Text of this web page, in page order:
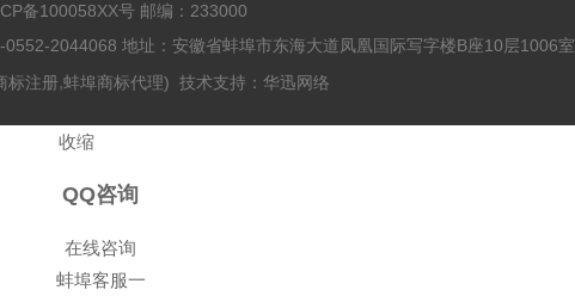
备100058XX号 邮编：233000
2044068 地址：安徽省蚌埠市东海大道凤凰国际写字楼B座10层1006室
标注册,蚌埠商标代理) 技术支持： 华迅网络
收缩
QQ咨询
在线咨询
蚌埠客服一